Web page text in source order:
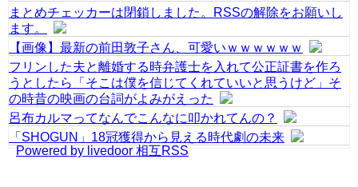
まとめチェッカーは閉鎖しました。RSSの解除をお願いし
ます。
【画像】最新の前田敦子さん、可愛いｗｗｗｗｗｗ
フリンした夫と離婚する時弁護士を入れて公正証書を作ろ
うとしたら「そこは僕を信じてくれていいと思うけど」そ
の時昔の映画の台詞がよみがえった
呂布カルマってなんでこんなに叩かれてんの？
「SHOGUN」18冠獲得から見える時代劇の未来
Powered by livedoor 相互RSS